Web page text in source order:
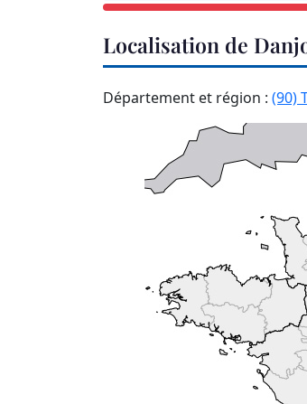
Localisation de
Département et région : (90)